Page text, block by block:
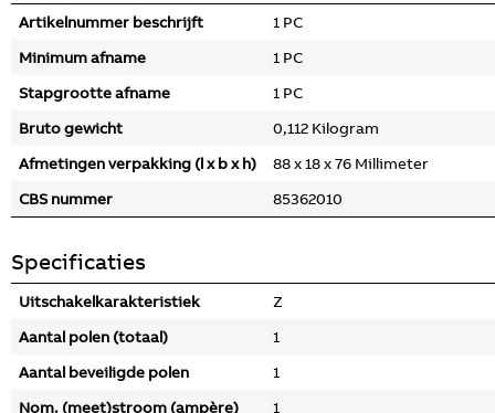
Artikelnummer beschrijft
1 PC
Minimum afname
1 PC
Stapgrootte afname
1 PC
Bruto gewicht
0,112 Kilogram
Afmetingen verpakking (l x b x h)
88 x 18 x 76 Millimeter
CBS nummer
85362010
Specificaties
Uitschakelkarakteristiek
Z
Aantal polen (totaal)
1
Aantal beveiligde polen
1
Nom. (meet)stroom (ampère)
1